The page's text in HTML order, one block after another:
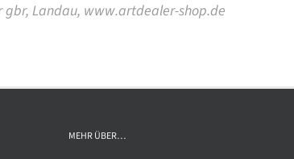
gbr, Landau, www.artdealer-shop.de
MEHR ÜBER…